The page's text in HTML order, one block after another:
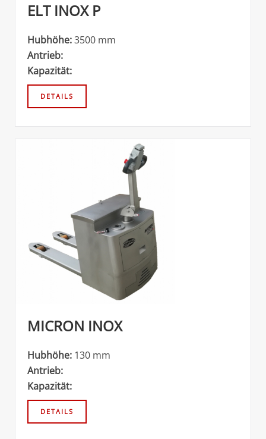
ELT INOX P
Hubhöhe:3500 mm
Antrieb:
Kapazität:
MICRON INOX
Hubhöhe: 130 mm
Antrieb:
Kapazität: